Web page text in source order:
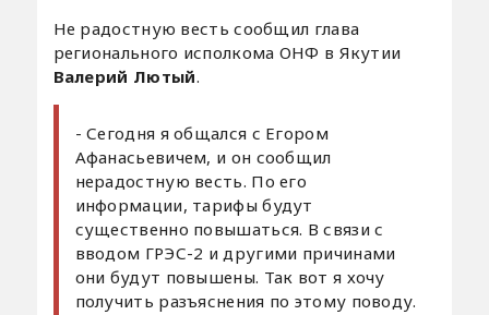
Не радостную весть сообщил глава
регионального исполкома ОНФ в Якутии
Валерий Лютый.
- Сегодня я общался с Егором
Афанасьевичем, и он сообщил
нерадостную весть. По его
информации, тарифы будут
существенно повышаться. В связи с
вводом ГРЭС-2 и другими причинами
они будут повышены. Так вот я хочу
получить разъяснения по этому поводу.